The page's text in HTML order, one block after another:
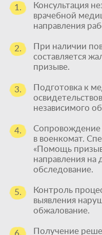
1.
Консультация
врачебной
направления
2.
При наличии
составляется
призыве.
3.
Подготовка к
независимого
4.
Сопровождение
в военкомат.
«Помощь
направления на
обследование.
5.
Контроль
выявления
обжалование.
6.
Получение